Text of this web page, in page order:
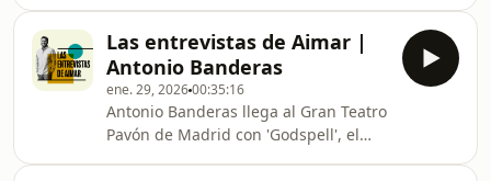
orquestadas.
carrera y cómo ha evolucionado
artística y personalmente
Las entrevistas de Aimar |
Antonio Banderas
ene. 29, 202600:35:16
Antonio Banderas llega al Gran Teatro
Pavón de Madrid con 'Godspell', el